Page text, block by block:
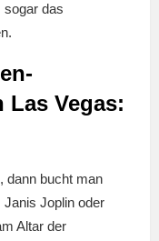
sogar das
Vegas:
dann bucht man
Joplin oder
Altar der